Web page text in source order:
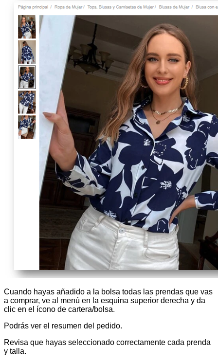
Cuando hayas añadido a la bolsa todas las prendas que vas
a comprar, ve al menú en la esquina superior derecha y da
clic en el ícono de cartera/bolsa.
Podrás ver el resumen del pedido.
Revisa que hayas seleccionado correctamente cada prenda
y talla.